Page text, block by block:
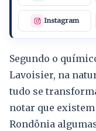
Instagram
Segundo o
Lavoisier, na
tudo se
notar que
Rondônia